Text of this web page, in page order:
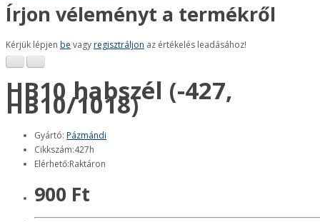
Írjon véleményt a termékről
Kérjük lépjen be vagyregisztráljon az értékelés leadásához!
HB10 habszél (-427,
HB10/1018)
Gyártó: Pázmándi
Cikkszám:427h
Elérhető:Raktáron
900 Ft